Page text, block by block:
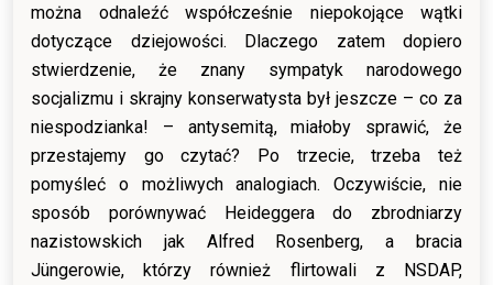
można odnaleźć współcześnie niepokojące wątki
dotyczące dziejowości. Dlaczego zatem dopiero
stwierdzenie, że znany sympatyk narodowego
socjalizmu i skrajny konserwatysta był jeszcze – co za
niespodzianka! – antysemitą, miałoby sprawić, że
przestajemy go czytać? Po trzecie, trzeba też
pomyśleć o możliwych analogiach. Oczywiście, nie
sposób porównywać Heideggera do zbrodniarzy
nazistowskich jak Alfred Rosenberg, a bracia
Jüngerowie, którzy również flirtowali z NSDAP,